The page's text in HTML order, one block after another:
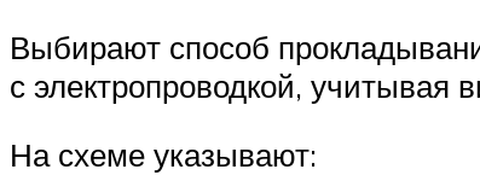
Выбирают способ
с электропроводкой, учитывая
На схеме указывают: